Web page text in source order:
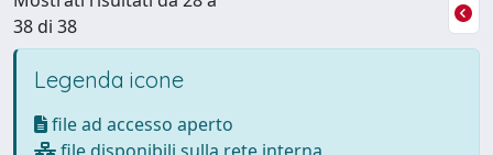
38 di 38
Legenda icone
file ad accesso aperto
file disponibili sulla rete interna